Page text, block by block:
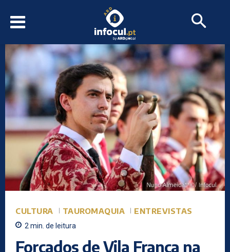
CULTURA TAUROMAQUIA ENTREVISTAS
2 min. de leitura
Forcados de Vila Franca na